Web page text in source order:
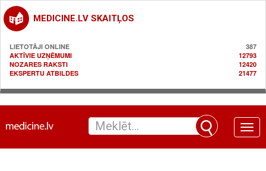
MEDICINE.LV SKAITĻOS
LIETOTĀJI ONLINE
387
AKTĪVIE UZŅĒMUMI
12793
NOZARES RAKSTI
12420
EKSPERTU ATBILDES
21477
Toggle